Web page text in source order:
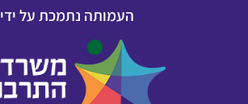
העמותה נתמכת על ידי